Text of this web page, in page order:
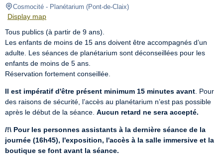
Cosmocité - Planétarium (Pont-de-Claix)
Display map
Tous publics (à partir de 9 ans).
Les enfants de moins de 15 ans doivent être accompagnés d’un
adulte. Les séances de planétarium sont déconseillées pour les
enfants de moins de 5 ans.
Réservation fortement conseillée.
Il est impératif d'être présent minimum 15 minutes avant . Pour
des raisons de sécurité, l’accès au planétarium n’est pas possible
après le début de la séance. Aucun retard ne sera accepté.
/!\ Pour les personnes assistants à la dernière séance de la
journée (16h45), l'exposition, l'accès à la salle immersive et la
boutique se font avant la séance.